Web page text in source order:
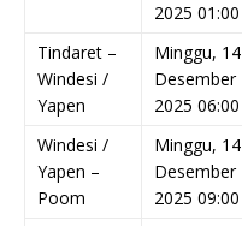
2025 01:00
Tindaret –
Windesi /
Yapen
Minggu, 14
Desember
2025 06:00
Windesi /
Yapen –
Poom
Minggu, 14
Desember
2025 09:00